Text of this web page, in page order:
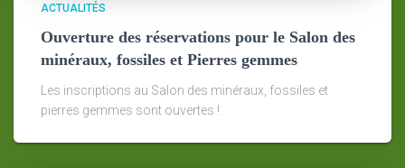
ACTUALITÉS
Ouverture des réservations pour le Salon des
minéraux, fossiles et Pierres gemmes
Les inscriptions au Salon des minéraux, fossiles et
pierres gemmes sont ouvertes !